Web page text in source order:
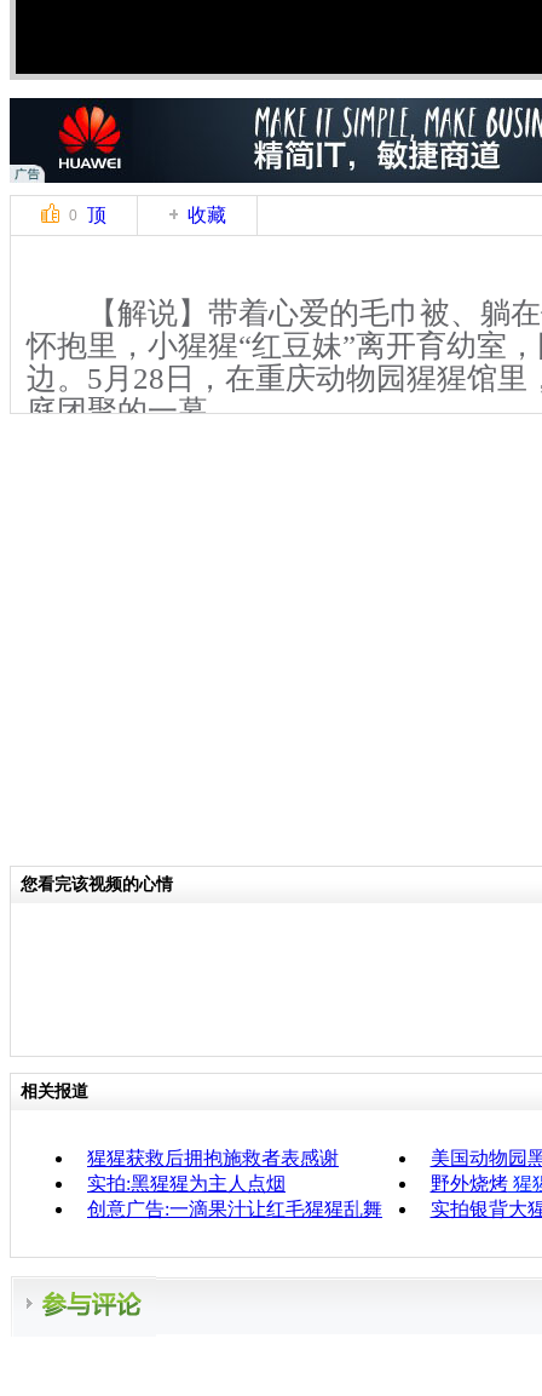
0 顶 收藏
【解说】带着心爱的毛巾被、躺在
怀抱里，小猩猩“红豆妹”离开育幼室
边。5月28日，在重庆动物园猩猩馆里
庭团聚的一幕。
您看完该视频的心情
相关报道
猩猩获救后拥抱施救者表感谢
美国动物园
实拍:黑猩猩为主人点烟
野外烧烤猩
创意广告:一滴果汁让红毛猩猩乱舞
实拍银背大